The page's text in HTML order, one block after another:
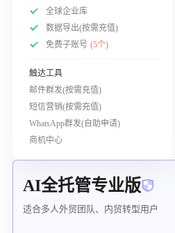
全球企业库
数据导出(按需充值)
免费子账号 (5个)
触达工具
邮件群发(按需充值)
短信营销(按需充值)
WhatsApp群发(自助申请)
商机中心
AI全托管专业版
适合多人外贸团队、内贸转型用户